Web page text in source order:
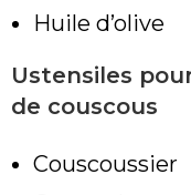
Huile d’olive
Ustensiles
de couscous
Couscoussier